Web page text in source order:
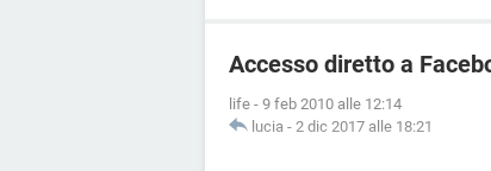
Accesso diretto a
life - 9 feb 2010 alle 12:14
lucia - 2 dic 2017 alle 18:21